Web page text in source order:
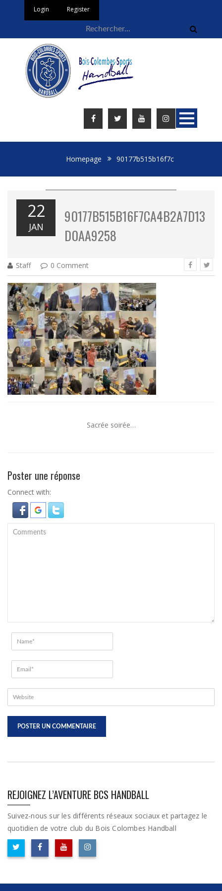
Login Register
Homepage 90177b515b16f7c
22
JAN
90177B515B16F7CA4B2A7D13
D0AA9258
Staff 0 Comment
Sacrée soirée…
Poster une réponse
Connect with:
REJOIGNEZ L’AVENTURE BCS HANDBALL
Suivez-nous sur les différents réseaux sociaux et partagez le
quotidien de votre club du Bois Colombes Handball